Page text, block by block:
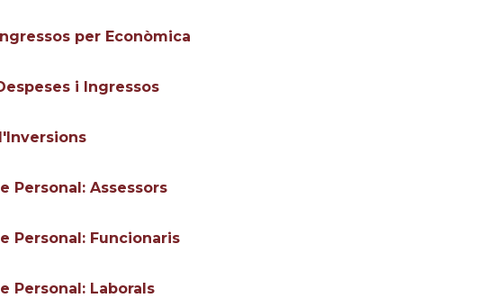
per Econòmica
i Ingressos
Personal: Assessors
Personal: Funcionaris
Personal: Laborals